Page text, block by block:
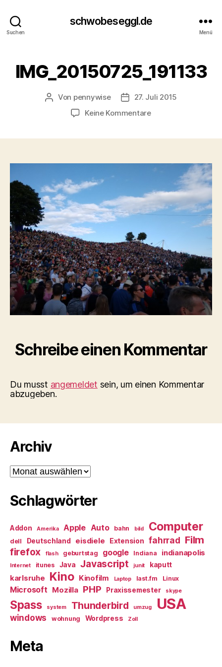
Suchen
schwobeseggl.de
Menü
IMG_20150725_191133
Beitragsautor
Von pennywise Veröffentlichungsdatum
27. Juli 2015
Keine Kommentarezu
Schreibe einen Kommentar
Du musst angemeldet sein, um einen Kommentar
abzugeben.
Archiv
Archiv
Schlagwörter
Addon Amerika Apple Auto bahn bild Computer
dell Deutschland eisdiele Extension fahrrad Film
firefox flash geburtstag google Indiana indianapolis
Internet itunes Java Javascript junit kaputt
karlsruhe Kino Kinofilm Laptop last.fm Linux
Microsoft Mozilla PHP Praxissemester skype
Spass system Thunderbird umzug USA
windows wohnung Wordpress Zoll
Meta